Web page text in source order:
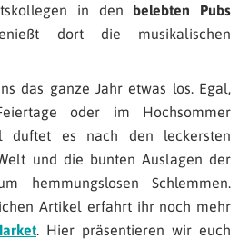
in den belebten Pubs
dort die musikalischen
das ganze Jahr etwas los. Egal,
oder im Hochsommer
duftet es nach den leckersten
und die bunten Auslagen der
hemmungslosen Schlemmen.
Artikel erfahrt ihr noch mehr
. Hier präsentieren wir euch